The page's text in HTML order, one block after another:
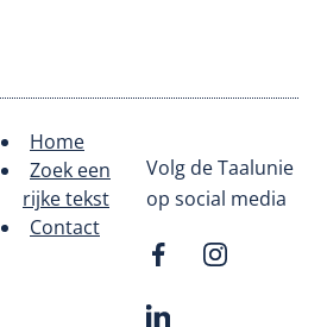
Footer
menu
Home
Zoek een
rijke tekst
Contact
Volg de Taalunie
op social media